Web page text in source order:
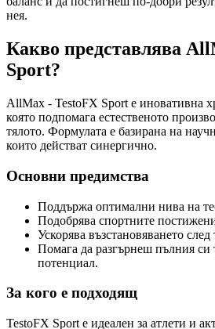
нея.
Какво представлява
Sport?
AllMax - TestoFX Sport е иновативна
която подпомага естественото
тялото. Формулата е базирана на
които действат синергично.
Основни предимства
Поддържа оптимални нива на
Подобрява спортните
Ускорява възстановяването
Помага да разгърнеш пълния си
потенциал.
За кого е подходящ
TestoFX Sport е идеален за атлети и